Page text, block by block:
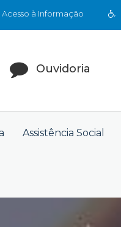
Acesso à Informação
Ouvidoria
Assistência Social